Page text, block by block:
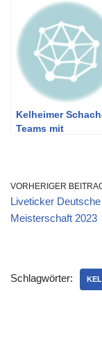
Triumph der
Regensburger
Turnerschaft
Kelheimer
Teams mit
VORHERIGER
Liveticker Deutsche
Meisterschaft 2023
Schlagwörter: